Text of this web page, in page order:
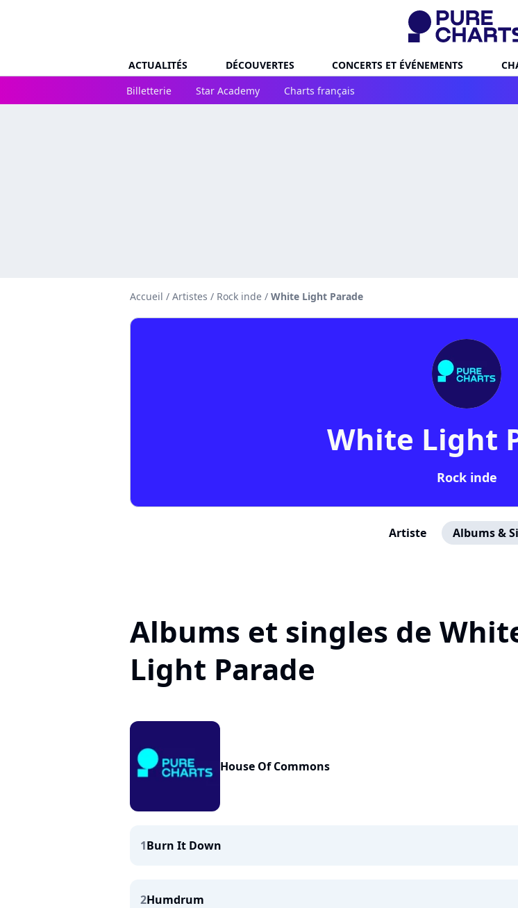
ACTUALITÉS DÉCOUVERTES CONCERTS ET ÉVÉNEMENTS
Billetterie
Star Academy Charts français
Accueil / Artistes / Rock inde / White Light Parade
White Light
Rock inde
Artiste Albums &
Albums et singles de
Light Parade
House Of Commons
1Burn It Down
2Humdrum